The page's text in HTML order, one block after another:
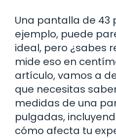
Una pantalla de 43
ejemplo, puede
ideal, pero ¿sabes
mide eso en
artículo, vamos a
que necesitas
medidas de una
pulgadas,
cómo afecta tu